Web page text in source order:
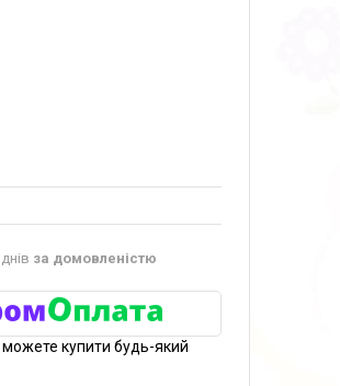
за домовленістю
можете купити будь-який